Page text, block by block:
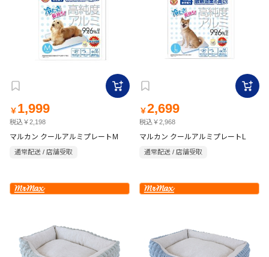
￥ 1,999
税込￥2,198
マルカン クールアルミプレートM
通常配送 / 店舗受取
￥2,699
税込￥2,968
マルカン クールアルミプレートL
通常配送 / 店舗受取